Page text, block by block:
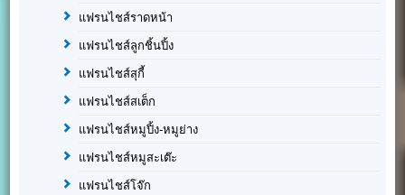
แฟรนไชส์ราดหน้า
แฟรนไชส์ลูกชิ้นปิ้ง
แฟรนไชส์สุกี้
แฟรนไชส์สเต็ก
แฟรนไชส์หมูปิ้ง-หมูย่าง
แฟรนไชส์หมูสะเต๊ะ
แฟรนไชส์โจ๊ก